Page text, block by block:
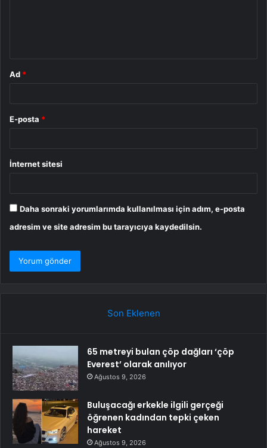
Ad *
E-posta *
İnternet sitesi
Daha sonraki yorumlarımda kullanılması için adım, e-posta
adresim ve site adresim bu tarayıcıya kaydedilsin.
Son Eklenen
65 metreyi bulan çöp dağları ‘çöp
Everest’ olarak anılıyor
Ağustos 9, 2026
Buluşacağı erkekle ilgili gerçeği
öğrenen kadından tepki çeken
hareket
Ağustos 9, 2026